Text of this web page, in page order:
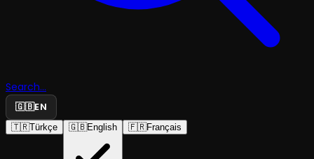
Search...
🇬🇧EN
🇹🇷Türkçe 🇬🇧English 🇫🇷Français